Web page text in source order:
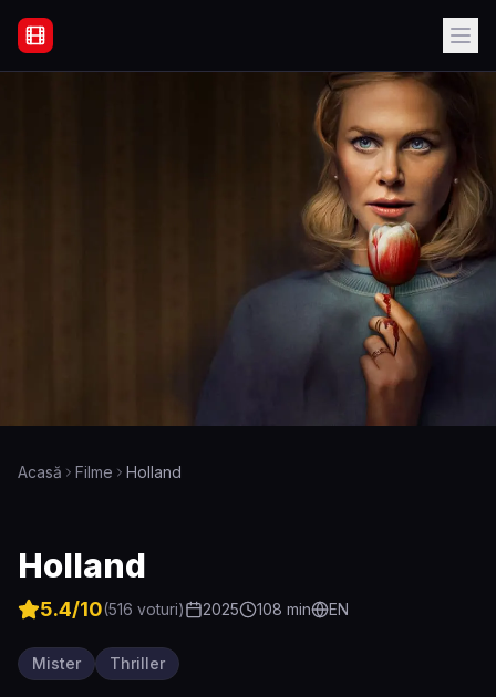
Filme Online Subtitrate - Acasă
Acasă Filme Holland
Holland
5.4/10(516 voturi) 2025 108 min EN
Mister Thriller